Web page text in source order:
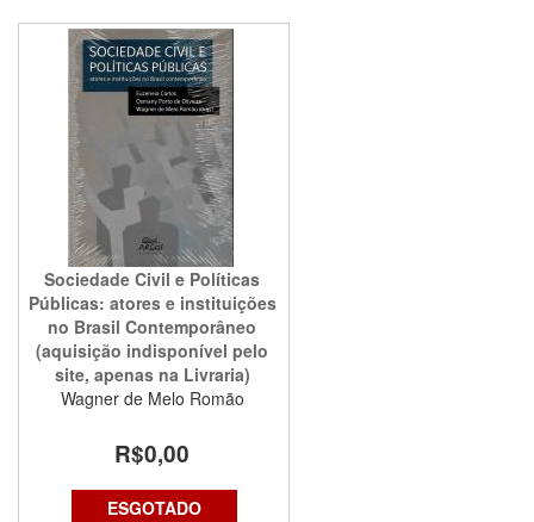
Sociedade Civil e Políticas
Públicas: atores e instituições
no Brasil Contemporâneo
(aquisição indisponível pelo
site, apenas na Livraria)
Wagner de Melo Romão
R$0,00
ESGOTADO